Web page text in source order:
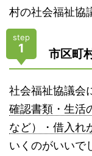
村の社会福祉協
step
1 市区町
社会福祉協議会
確認書類・生活
など）・借入れ
いくのがいいで